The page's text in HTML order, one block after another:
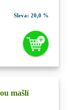
Sleva: 20,0 %
mašlí